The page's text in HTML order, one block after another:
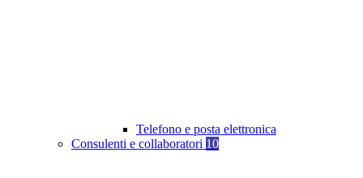
Telefono e posta elettronica
Consulenti e collaboratori 10